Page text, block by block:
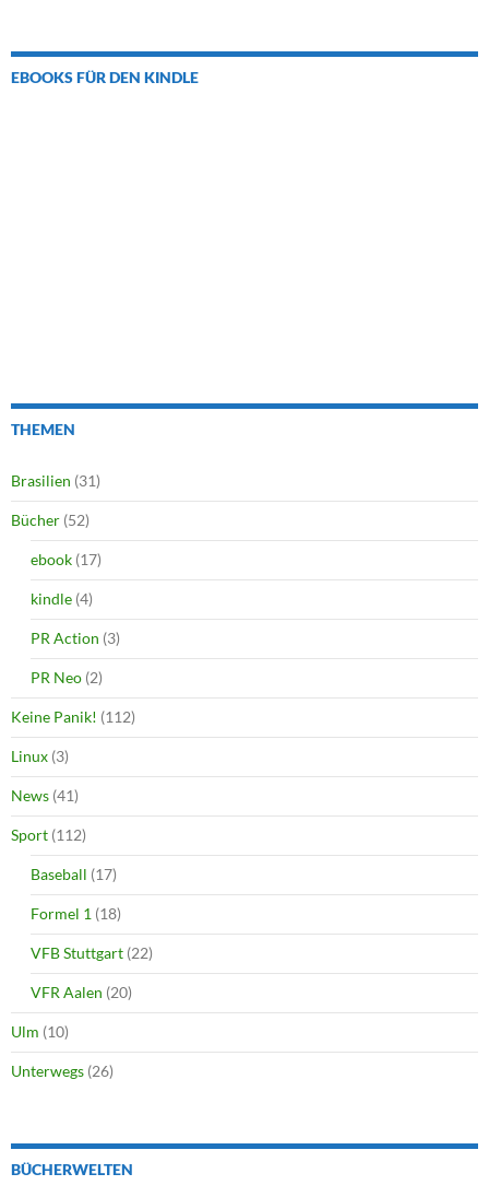
EBOOKS FÜR DEN KINDLE
THEMEN
Brasilien (31)
Bücher (52)
ebook (17)
kindle (4)
PR Action (3)
PR Neo (2)
Keine Panik! (112)
Linux (3)
News (41)
Sport (112)
Baseball (17)
Formel 1 (18)
VFB Stuttgart (22)
VFR Aalen (20)
Ulm (10)
Unterwegs (26)
BÜCHERWELTEN